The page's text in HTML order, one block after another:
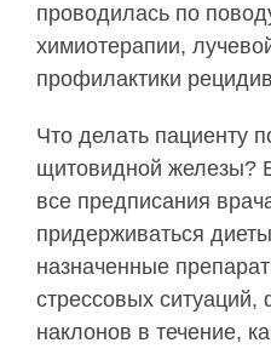
проводилась по
химиотерапии,
профилактики
Что делать пациенту
щитовидной железы?
все предписания
придерживаться
назначенные
стрессовых ситуаций,
наклонов в течение,